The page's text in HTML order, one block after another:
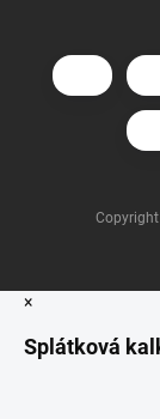
×
Splátková